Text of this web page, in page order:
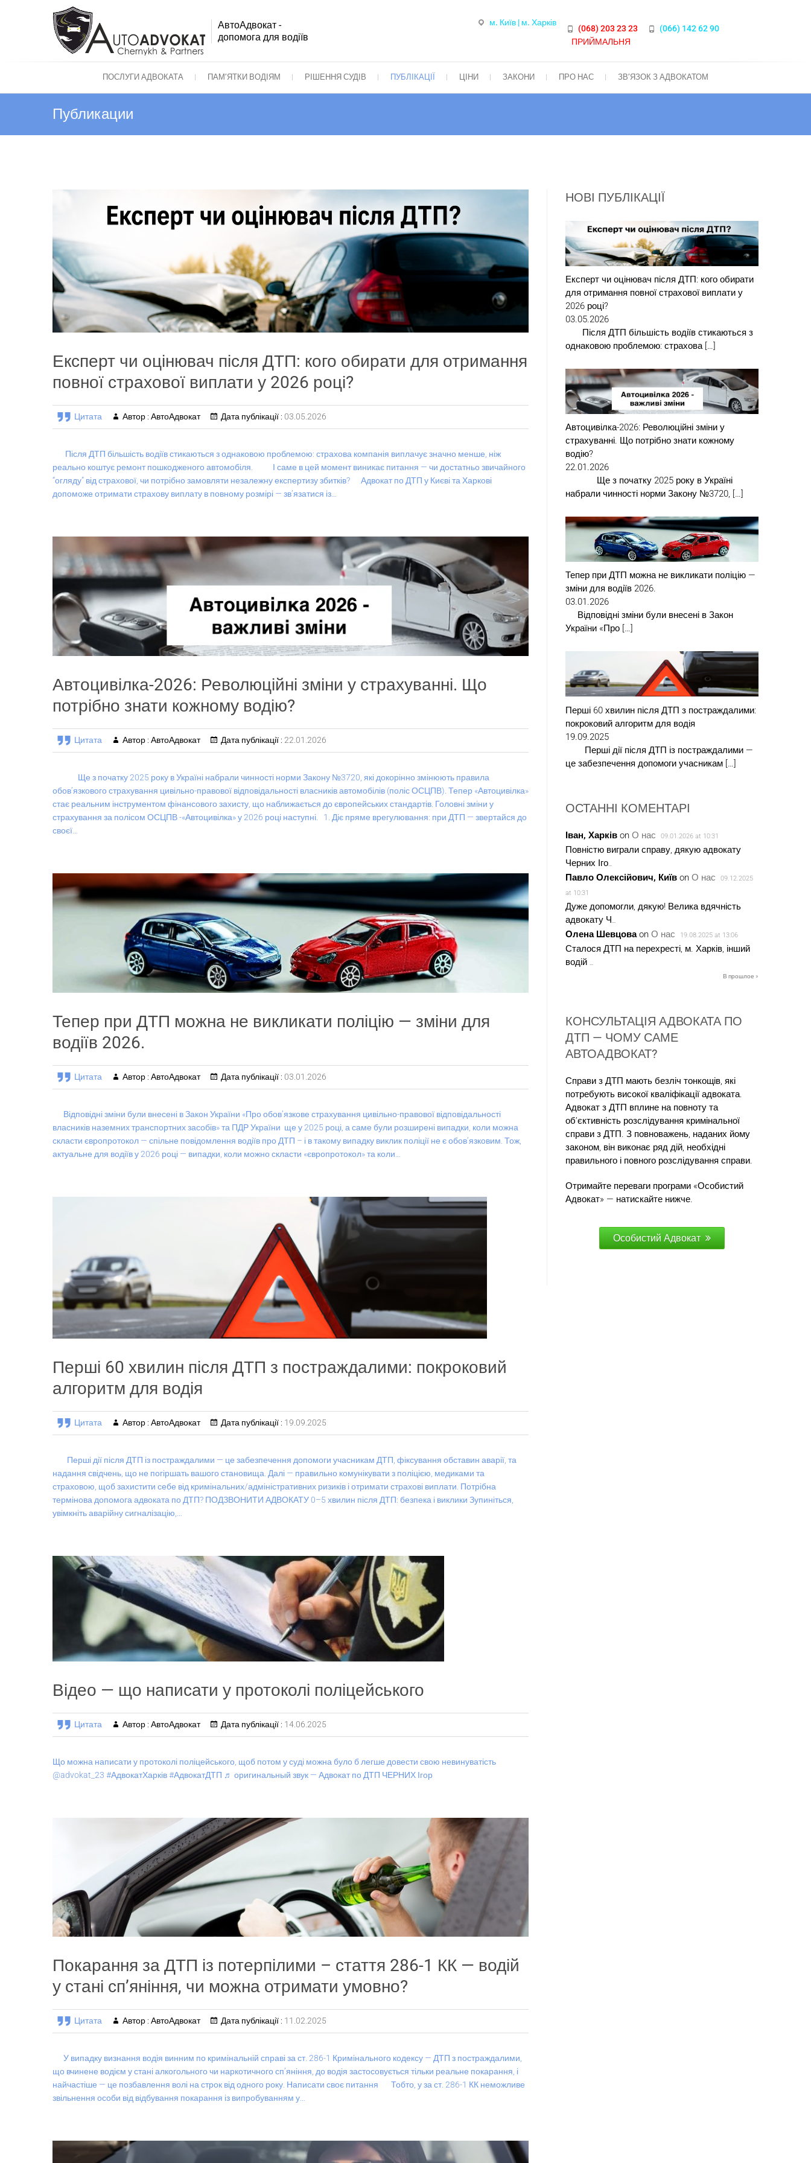
АвтоАдвокат -
допомога для водіїв
м. Київ | м. Харків
(068) 203 23 23
ПРИЙМАЛЬНЯ
(066) 142 62 90
ПОСЛУГИ АДВОКАТА ПАМ’ЯТКИ ВОДІЯМ РІШЕННЯ СУДІВ ПУБЛІКАЦІЇ ЦІНИ ЗАКОНИ ПРО НАС ЗВ’ЯЗОК З АДВОКАТОМ
Публикации
Експерт чи оцінювач після ДТП: кого обирати для отримання
повної страхової виплати у 2026 році?
Цитата Автор : АвтоАдвокат Дата публікації : 03.05.2026
Після ДТП більшість водіїв стикаються з однаковою проблемою: страхова компанія виплачує значно менше, ніж
реально коштує ремонт пошкодженого автомобіля. І саме в цей момент виникає питання — чи достатньо звичайного
“огляду” від страхової, чи потрібно замовляти незалежну експертизу збитків? Адвокат по ДТП у Києві та Харкові
допоможе отримати страхову виплату в повному розмірі — звʼязатися із…
Автоцивілка-2026: Революційні зміни у страхуванні. Що
потрібно знати кожному водію?
Цитата Автор : АвтоАдвокат Дата публікації : 22.01.2026
Ще з початку 2025 року в Україні набрали чинності норми Закону №3720, які докорінно змінюють правила
обов’язкового страхування цивільно-правової відповідальності власників автомобілів (поліс ОСЦПВ). Тепер «Автоцивілка»
стає реальним інструментом фінансового захисту, що наближається до європейських стандартів. Головні зміни у
страхування за полісом ОСЦПВ -«Автоцивілка» у 2026 році наступні. 1. Діє пряме врегулювання: при ДТП — звертайся до
своєї…
Тепер при ДТП можна не викликати поліцію — зміни для
водіїв 2026.
Цитата Автор : АвтоАдвокат Дата публікації : 03.01.2026
Відповідні зміни були внесені в Закон України «Про обов’язкове страхування цивільно-правової відповідальності
власників наземних транспортних засобів» та ПДР України ще у 2025 році, а саме були розширені випадки, коли можна
скласти європротокол — спільне повідомлення водіїв про ДТП – і в такому випадку виклик поліції не є обовʼязковим. Тож,
актуальне для водіїв у 2026 році — випадки, коли можно скласти «європротокол» та коли…
Перші 60 хвилин після ДТП з постраждалими: покроковий
алгоритм для водія
Цитата Автор : АвтоАдвокат Дата публікації : 19.09.2025
Перші дії після ДТП із постраждалими — це забезпечення допомоги учасникам ДТП, фіксування обставин аварії, та
надання свідчень, що не погіршать вашого становища. Далі — правильно комунікувати з поліцією, медиками та
страховою, щоб захистити себе від кримінальних/адміністративних ризиків і отримати страхові виплати. Потрібна
термінова допомога адвоката по ДТП? ПОДЗВОНИТИ АДВОКАТУ 0–5 хвилин після ДТП: безпека і виклики Зупиніться,
увімкніть аварійну сигналізацію,…
Відео — що написати у протоколі поліцейського
Цитата Автор : АвтоАдвокат Дата публікації : 14.06.2025
Що можна написати у протоколі поліцейського, щоб потом у суді можна було б легше довести свою невинуватість
@advokat_23 #АдвокатХарків #АдвокатДТП ♬ оригинальный звук — Адвокат по ДТП ЧЕРНИХ Ігор
Покарання за ДТП із потерпілими – стаття 286-1 КК — водій
у стані сп’яніння, чи можна отримати умовно?
Цитата Автор : АвтоАдвокат Дата публікації : 11.02.2025
У випадку визнання водія винним по кримінальній справі за ст. 286-1 Кримінального кодексу — ДТП з постраждалими,
що вчинене водієм у стані алкогольного чи наркотичного сп’яніння, до водія застосовується тільки реальне покарання, і
найчастіше — це позбавлення волі на строк від одного року. Написати своє питання Тобто, у за ст. 286-1 КК неможливе
звільнення особи від відбування покарання із випробуванням у…
НОВІ ПУБЛІКАЦІЇ
Експерт чи оцінювач після ДТП: кого обирати
для отримання повної страхової виплати у
2026 році?
03.05.2026
Після ДТП більшість водіїв стикаються з
однаковою проблемою: страхова […]
Автоцивілка-2026: Революційні зміни у
страхуванні. Що потрібно знати кожному
водію?
22.01.2026
Ще з початку 2025 року в Україні
набрали чинності норми Закону №3720, […]
Тепер при ДТП можна не викликати поліцію —
зміни для водіїв 2026.
03.01.2026
Відповідні зміни були внесені в Закон
України «Про […]
Перші 60 хвилин після ДТП з постраждалими:
покроковий алгоритм для водія
19.09.2025
Перші дії після ДТП із постраждалими —
це забезпечення допомоги учасникам […]
ОСТАННІ КОМЕНТАРІ
Іван, Харків on О нас 09.01.2026 at 10:31
Повністю виграли справу, дякую адвокату
Черних Іго
Павло Олексійович, Київ on О нас
09.12.2025
at 10:31
Дуже допомогли, дякую! Велика вдячність
адвокату Ч
Олена Шевцоваon О нас 19.08.2025 at 13:06
Сталося ДТП на перехресті, м. Харків, інший
водій
В прошлое »
КОНСУЛЬТАЦІЯ АДВОКАТА ПО
ДТП — ЧОМУ САМЕ
АВТОАДВОКАТ?
Справи з ДТП мають безліч тонкощів, які
потребують високої кваліфікації адвоката.
Адвокат з ДТП вплине на повноту та
об’єктивність розслідування кримінальної
справи з ДТП. З повноважень, наданих йому
законом, він виконає ряд дій, необхідні
правильного і повного розслідування справи.
Отримайте переваги програми «Особистий
Адвокат» — натискайте нижче.
Особистий Адвокат